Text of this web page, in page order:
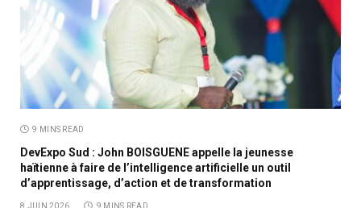
9 MINS READ
DevExpo Sud : John BOISGUENE appelle la jeunesse
haïtienne à faire de l’intelligence artificielle un outil
d’apprentissage, d’action et de transformation
8 JUIN 2026 9 MINS READ